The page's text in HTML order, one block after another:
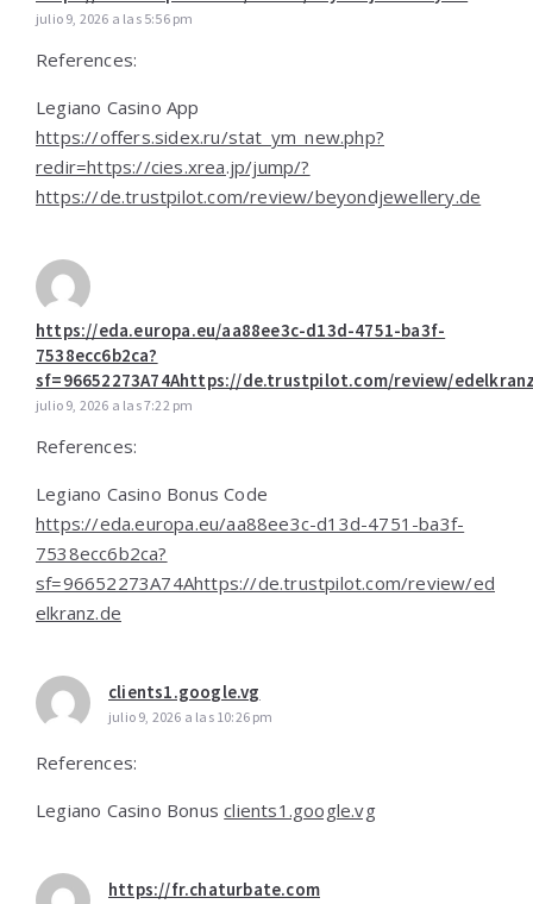
julio 9, 2026 a las 5:56 pm
References:
Legiano Casino App
https://offers.sidex.ru/stat_ym_new.php?
redir=https://cies.xrea.jp/jump/?
https://de.trustpilot.com/review/beyondjewellery.de
https://eda.europa.eu/aa88ee3c-d13d-4751-ba3f-
7538ecc6b2ca?
sf=96652273A74Ahttps://de.trustpilot.com/review/
julio 9, 2026 a las 7:22 pm
References:
Legiano Casino Bonus Code
https://eda.europa.eu/aa88ee3c-d13d-4751-ba3f-
7538ecc6b2ca?
sf=96652273A74Ahttps://de.trustpilot.com/review/ed
elkranz.de
clients1.google.vg
julio 9, 2026 a las 10:26 pm
References:
Legiano Casino Bonusclients1.google.vg
https://fr.chaturbate.com